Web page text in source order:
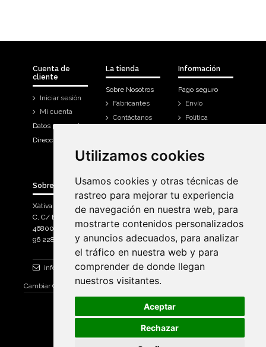
Utilizamos cookies
Usamos cookies y otras técnicas de
rastreo para mejorar tu experiencia
de navegación en nuestra web, para
mostrarte contenidos personalizados
y anuncios adecuados, para analizar
el tráfico en nuestra web y para
comprender de donde llegan
nuestros visitantes.
Aceptar
Rechazar
Utilizamos cookies
Usamos cookies y otras técnicas de
rastreo para mejorar tu experiencia
de navegación en nuestra web, para
mostrarte contenidos personalizados
y anuncios adecuados, para analizar
el tráfico en nuestra web y para
comprender de donde llegan
nuestros visitantes.
Aceptar
Rechazar
Cuenta de
cliente
Iniciar sesión
Mi cuenta
Datos personales
Direcciones
La tienda
Sobre Nosotros
Fabricantes
Contáctanos
Información
Pago seguro
Envío
Política
Historial de
Sobre Bicicletas Sanchis
Xàtiva Polígon Industrial
C, C/ Braçal del Roncador nave 10. >
46800, Xàtiva.
96 228 71 23
info@bicicletassanchis.com
Cambiar Consentimiento de Cookies